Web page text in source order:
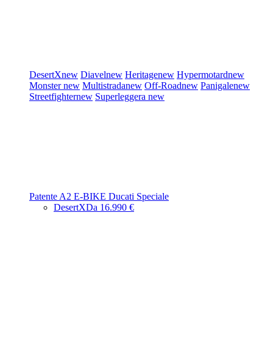
DesertXnew Diavelnew Heritagenew Hypermotardnew
Monsternew Multistradanew Off-Roadnew Panigalenew
Streetfighternew Superleggera new
Patente A2 E-BIKE Ducati Speciale
DesertXDa 16.990 €